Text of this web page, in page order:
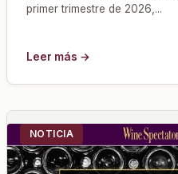
primer trimestre de 2026,...
Leer más →
NOTICIA